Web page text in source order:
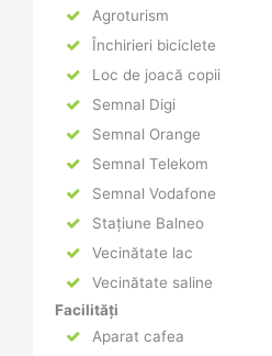
Agroturism
Închirieri biciclete
Loc de joacă copii
Semnal Digi
Semnal Orange
Semnal Telekom
Semnal Vodafone
Stațiune Balneo
Vecinătate lac
Vecinătate saline
Facilități
Aparat cafea